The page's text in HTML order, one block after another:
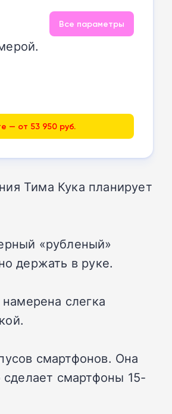
Все параметры
— от 53 950 руб.
Тима Кука планирует
«рубленый»
держать в руке.
слегка
смартфонов. Она
смартфоны 15-